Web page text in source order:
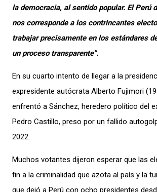
la democracia, al sentido popular. El Perú
nos corresponde a los contrincantes
trabajar precisamente en los estándares
un proceso transparente".
En su cuarto intento de llegar a la
expresidente autócrata Alberto Fujimori
enfrentó a Sánchez, heredero político del
Pedro Castillo, preso por un fallido
2022.
Muchos votantes dijeron esperar que las
fin a la criminalidad que azota al país y la
que dejó a Perú con ocho presidentes